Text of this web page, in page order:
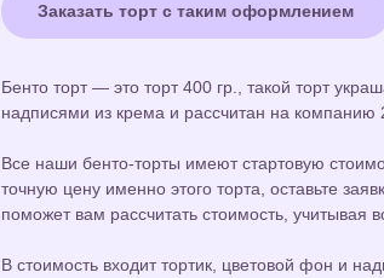
Заказать торт с таким оформлением
Бенто торт — это торт 400 гр., такой торт
надписями из крема и рассчитан на компанию
Все наши бенто-торты имеют стартовую
точную цену именно этого торта, оставьте
поможет вам рассчитать стоимость, учитывая
В стоимость входит тортик, цветовой фон и